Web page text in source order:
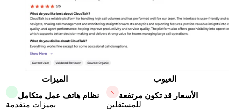
الميزات
العيوب
نظام هاتف عمل متكامل
بميزات متقدمة
الأسعار قد تكون مرتفعة
للمستقلين